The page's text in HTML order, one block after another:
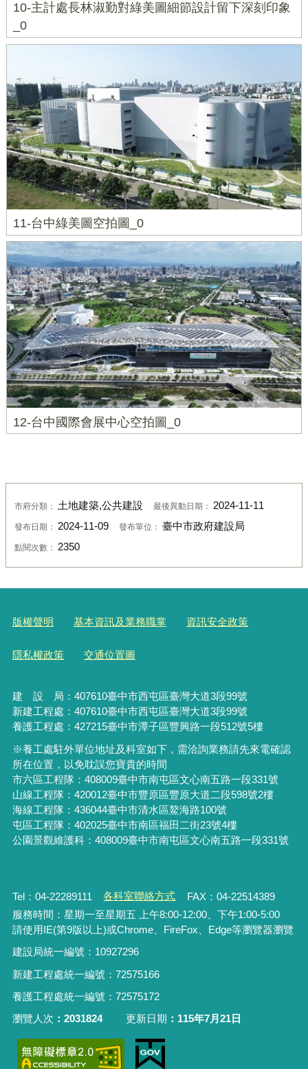
10-主計處長林淑勤對綠美圖細節設計留下深刻印象
_0
11-台中綠美圖空拍圖_0
12-台中國際會展中心空拍圖_0
市府分類： 土地建築,公共建設 最後異動日期： 2024-11-11
發布日期： 2024-11-09 發布單位： 臺中市政府建設局
點閱次數： 2350
版權聲明 基本資訊及業務職掌 資訊安全政策
隱私權政策 交通位置圖
建 設 局： 407610臺中市西屯區臺灣大道3段99號
新建工程處：407610臺中市西屯區臺灣大道3段99號
養護工程處：427215臺中市潭子區豐興路一段512號5樓
※養工處駐外單位地址及科室如下，需洽詢業務請先來電確認
所在位置，以免耽誤您寶貴的時間
市六區工程隊：408009臺中市南屯區文心南五路一段331號
山線工程隊：420012臺中市豐原區豐原大道二段598號2樓
海線工程隊：436044臺中市清水區鰲海路100號
屯區工程隊：402025臺中市南區福田二街23號4樓
公園景觀維護科：408009臺中市南屯區文心南五路一段331號
Tel：04-22289111 各科室聯絡方式
FAX：04-22514389
服務時間：星期一至星期五 上午8:00-12:00、下午1:00-5:00
請使用IE(第9版以上)或Chrome、FireFox、Edge等瀏覽器瀏覽
建設局統一編號：10927296
新建工程處統一編號 ： 72575166
養護工程處統一編號： 72575172
瀏覽人次
2031824 更新日期 115年7月21日